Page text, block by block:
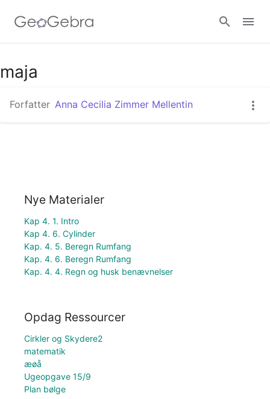
maja
Forfatter Anna Cecilia Zimmer Mellentin
Nye Materialer
Kap 4. 1. Intro
Kap 4. 6. Cylinder
Kap. 4. 5. Beregn Rumfang
Kap. 4. 6. Beregn Rumfang
Kap. 4. 4. Regn og husk benævnelser
Opdag Ressourcer
Cirkler og Skydere2
matematik
æøå
Ugeopgave 15/9
Plan bølge